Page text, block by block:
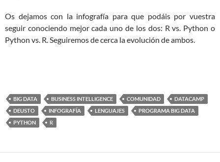
Os dejamos con la infografía para que podáis por vuestra
seguir conociendo mejor cada uno de los dos: R vs. Python o
Python vs. R. Seguiremos de cerca la evolución de ambos.
BIG DATA BUSINESS INTELLIGENCE COMUNIDAD
DATACAMP
DEUSTO
INFOGRAFÍA LENGUAJES
PROGRAMA BIG DATA
PYTHON
R